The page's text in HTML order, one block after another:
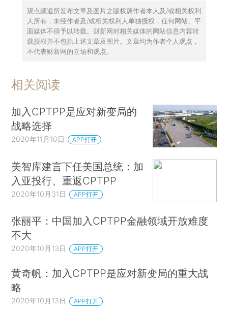
观点频道所发布文章及图片之版权属作者本人及/或相关权利
人所有，未经作者及/或相关权利人单独授权，任何网站、平
面媒体不得予以转载。财新网对相关媒体的网站信息内容转
载授权并不包括上述文章及图片。文章均为作者个人观点，
不代表财新网的立场和观点。
相关阅读
加入CPTPP是应对新变局的
战略选择
2020年11月10日 APP打开
美智库建言下任美国总统：加
入亚投行、重返CPTPP
2020年10月31日 APP打开
张丽平：中国加入CPTPP金融领域开放难度
不大
2020年10月13日 APP打开
黄奇帆：加入CPTPP是应对新变局的重大战
略
2020年10月13日 APP打开